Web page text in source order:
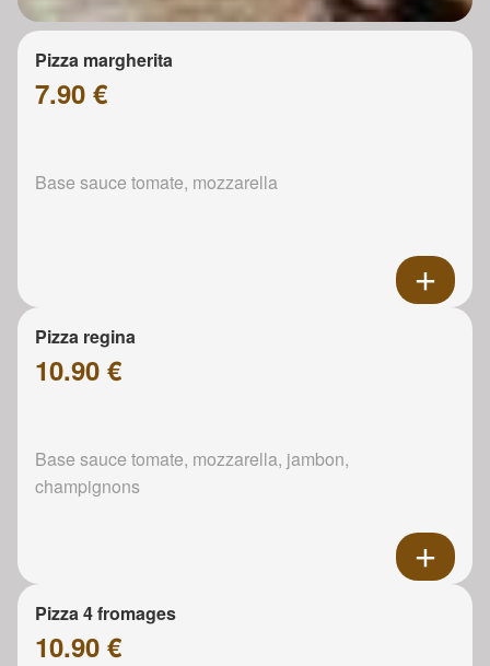
Pizza margherita
7.90 €
Base sauce tomate, mozzarella
Pizza regina
10.90 €
Base sauce tomate, mozzarella, jambon,
champignons
Pizza 4 fromages
10.90 €